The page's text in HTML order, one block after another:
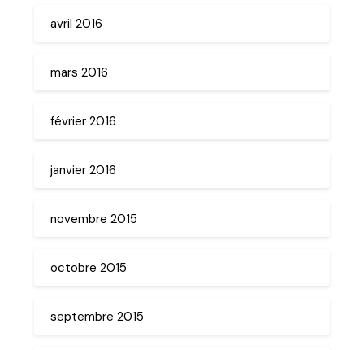
avril 2016
mars 2016
février 2016
janvier 2016
novembre 2015
octobre 2015
septembre 2015